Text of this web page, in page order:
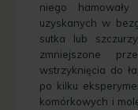
niego
uzyskanych w
sutka lub
zmniejszone
wstrzyknięcia do
po kilku
komórkowych i